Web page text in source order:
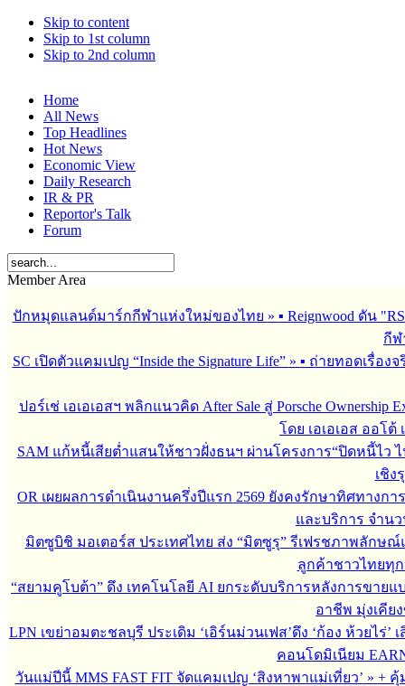
Skip to content
Skip to 1st column
Skip to 2nd column
Home
All News
Top Headlines
Hot News
Economic View
Daily Research
IR & PR
Reportor's Talk
Forum
Member Area
ปักหมุดแลนด์มาร์กกีฬาแห่งใหม่ของไทย » ▪︎ Reignwood ดัน
กีฬ
SC เปิดตัวแคมเปญ “Inside the Signature Life” » ▪︎ ถ่ายทอดเรื่อง
ปอร์เช่ เอเอเอสฯ พลิกแนวคิด After Sale สู่ Porsche Ownership
โดย เอเอเอส ออโ
SAM แก้หนี้เสียต่ำแสนให้ชาวฝั่งธนฯ ผ่านโครงการ“ปิดหนี้ไว
เชิง
OR เผยผลการดำเนินงานครึ่งปีแรก 2569 ยังคงรักษาทิศทางกา
และบริการ จำนว
มิตซูบิชิ มอเตอร์ส ประเทศไทย ส่ง “มิตซูรุ” รีเฟรชภาพลักษณ์
ลูกค้าชาวไทยทุก
“สยามคูโบต้า” ดึง เทคโนโลยี AI ยกระดับบริการหลังการขาย
อาชีพ มุ่งเคีย
LPN เขย่าอมตะชลบุรี ประเดิม ‘เอิร์นม่วนเฟส’ดึง ‘ก้อง ห้วยไร่’
คอนโดมิเนียม
วันแม่ปีนี้ MMS FAST FIT จัดแคมเปญ ‘สิงหาพาแม่เที่ยว’ » + คุ้